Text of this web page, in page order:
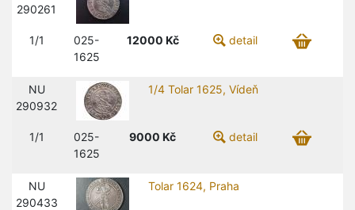
290261
1/1
025-
1625
12000 Kč detail
NU
290932
1/4 Tolar 1625, Vídeň
1/1
025-
1625
9000 Kč detail
NU
290433
Tolar 1624, Praha